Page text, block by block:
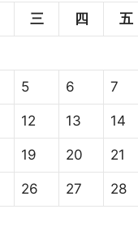
三 四 五
5 6 7
12 13 14
19 20 21
26 27 28